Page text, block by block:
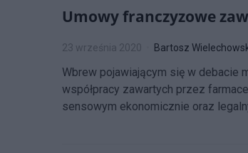
Umowy franczyzowe
23 września 2020 Bartosz
Wbrew pojawiającym się w debacie
współpracy zawartych przez
sensowym ekonomicznie oraz